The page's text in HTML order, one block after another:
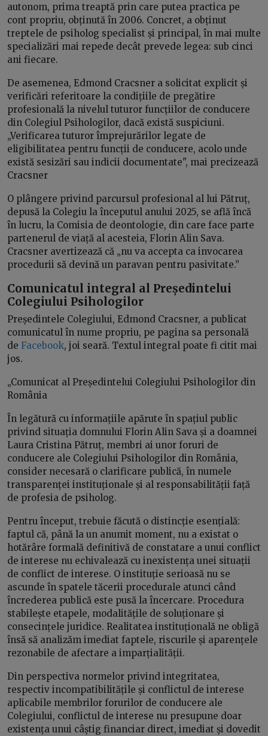
autonom, prima treaptă prin care putea practica pe
cont propriu, obținută în 2006. Concret, a obținut
treptele de psiholog specialist și principal, în mai multe
specializări mai repede decât prevede legea: sub cinci
ani fiecare.
De asemenea, Edmond Cracsner a solicitat explicit și
verificări referitoare la condițiile de pregătire
profesională la nivelul tuturor funcțiilor de conducere
din Colegiul Psihologilor, dacă există suspiciuni.
„Verificarea tuturor împrejurărilor legate de
eligibilitatea pentru funcții de conducere, acolo unde
există sesizări sau indicii documentate", mai precizează
Cracsner
O plângere privind parcursul profesional al lui Pătruț,
depusă la Colegiu la începutul anului 2025, se află încă
în lucru, la Comisia de deontologie, din care face parte
partenerul de viață al acesteia, Florin Alin Sava.
Cracsner avertizează că „nu va accepta ca invocarea
procedurii să devină un paravan pentru pasivitate.”
Comunicatul integral al Președintelui
Colegiului Psihologilor
Președintele Colegiului, Edmond Cracsner, a publicat
comunicatul în nume propriu, pe pagina sa personală
de Facebook, joi seară. Textul integral poate fi citit mai
jos.
„Comunicat al Președintelui Colegiului Psihologilor din
România
În legătură cu informațiile apărute în spațiul public
privind situația domnului Florin Alin Sava și a doamnei
Laura Cristina Pătruț, membri ai unor foruri de
conducere ale Colegiului Psihologilor din România,
consider necesară o clarificare publică, în numele
transparenței instituționale și al responsabilității față
de profesia de psiholog.
Pentru început, trebuie făcută o distincție esențială:
faptul că, până la un anumit moment, nu a existat o
hotărâre formală definitivă de constatare a unui conflict
de interese nu echivalează cu inexistența unei situații
de conflict de interese. O instituție serioasă nu se
ascunde în spatele tăcerii procedurale atunci când
încrederea publică este pusă la încercare. Procedura
stabilește etapele, modalitățile de soluționare și
consecințele juridice. Realitatea instituțională ne obligă
însă să analizăm imediat faptele, riscurile și aparențele
rezonabile de afectare a imparțialității.
Din perspectiva normelor privind integritatea,
respectiv incompatibilitățile și conflictul de interese
aplicabile membrilor forurilor de conducere ale
Colegiului, conflictul de interese nu presupune doar
existența unui câștig financiar direct, imediat și dovedit